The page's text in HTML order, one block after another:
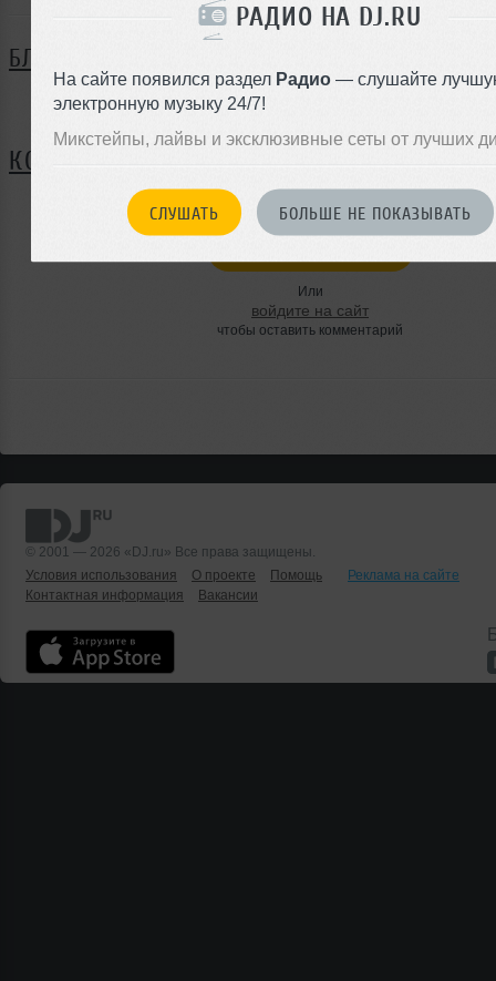
РАДИО НА DJ.RU
На сайте появился раздел Радио — слушайте
электронную музыку 24/7!
Микстейпы, лайвы и эксклюзивные сеты от лучших
СЛУШАТЬ БОЛЬШЕ НЕ ПОКАЗЫВАТЬ
БЛОГ
Нет записей в блоге
КОММЕНТАРИИ
Или
войдите на сайт
чтобы оставить комментарий
© 2001 — 2026 «DJ.ru» Все права защищены.
Условия использования
О проекте Помощь
Реклама на сайте
Контактная информация
Вакансии